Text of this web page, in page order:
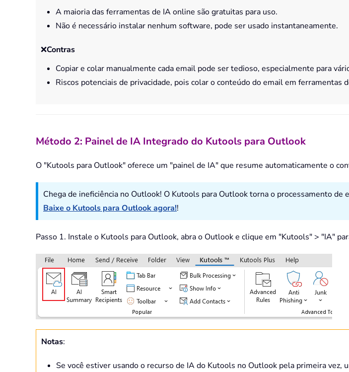
A maioria das ferramentas de IA online são gratuitas para uso.
Não é necessário instalar nenhum software, pode ser usado instantaneamente.
❌Contras
Copiar e colar manualmente cada email pode ser tedioso, especialmente para
Riscos potenciais de privacidade, pois colar o conteúdo do email em ferramentas
Método 2: Painel de IA Integrado do Kutools para Outlook
O "Kutools para Outlook" oferece um "painel de IA" que resume automaticamente o
Chega de ineficiência no Outlook! O Kutools para Outlook torna o processamento
Baixe o Kutools para Outlook agora!!
Passo 1. Instale o Kutools para Outlook, abra o Outlook e clique em "Kutools" > "IA"
Notas:
Se você estiver usando o recurso de IA do Kutools no Outlook pela primeira vez,